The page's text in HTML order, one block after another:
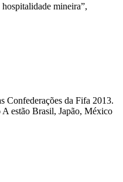
mineira”,
Confederações da Fifa 2013.
estão Brasil, Japão, México